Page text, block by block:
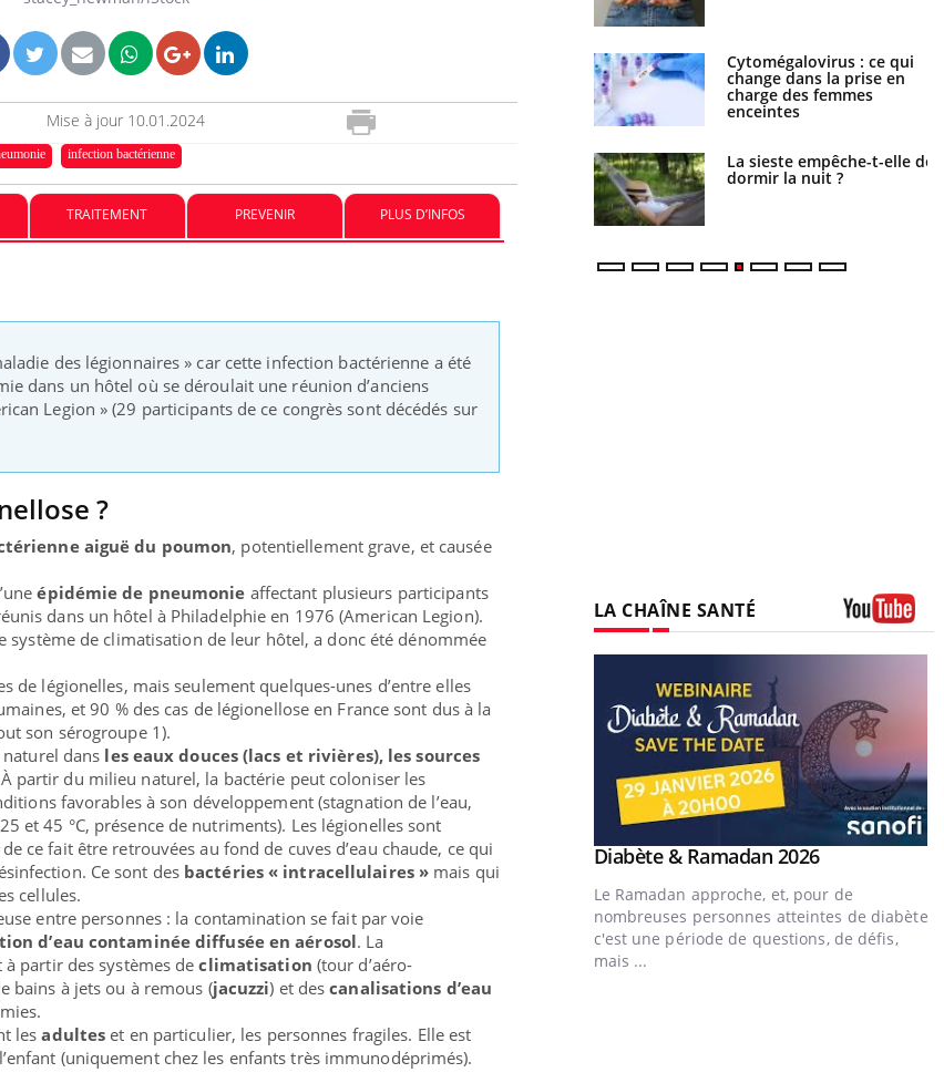
Mise à jour 10.01.2024
infection bactérienne
TRAITEMENT PREVENIR PLUS D’INFOS
des légionnaires » car cette infection bactérienne a été
dans un hôtel où se déroulait une réunion d’anciens
Legion » (29 participants de ce congrès sont décédés sur
?
aiguë du poumon, potentiellement grave, et causée
épidémie de pneumonie affectant plusieurs participants
dans un hôtel à Philadelphie en 1976 (American Legion).
système de climatisation de leur hôtel, a donc été dénommée
de légionelles, mais seulement quelques-unes d’entre elles
et 90 % des cas de légionellose en France sont dus à la
son sérogroupe 1).
naturel dans les eaux douces (lacs et rivières), les sources
partir du milieu naturel, la bactérie peut coloniser les
favorables à son développement (stagnation de l’eau,
et 45 °C, présence de nutriments). Les légionelles sont
ce fait être retrouvées au fond de cuves d’eau chaude, ce qui
Ce sont des bactéries « intracellulaires » mais qui
cellules.
entre personnes : la contamination se fait par voie
d’eau contaminée diffusée en aérosol. La
partir des systèmes declimatisation (tour d’aéro-
bains à jets ou à remous (jacuzzi) et descanalisations d’eau
lesadultes et en particulier, les personnes fragiles. Elle est
(uniquement chez les enfants très immunodéprimés).
sur nos soirées
Cancer colorectal : une
stratégie simple aurait
basque
Chikungunya, dengue,
il dans le sud de la France ?
Cytomégalovirus : ce qui
change dans la prise en
charge des femmes
enceintes
La sieste empêche-t-elle de
dormir la nuit ?
Pourquoi votre ventre
gâche-t-il les premiers
jours de vos vacances ?
Fortes chaleurs : pourquoi
le risque de noyade
LA CHAÎNE SANTÉ
des Mains : se
l’été ! Youtube
et avec lui, un tout nouveau
! Vacances, plage, piscine,
en plein air… Nos mains sont
Youtube
Diabète & Ramadan 2026Youtube
Le Ramadan approche, et, pour de
nombreuses personnes atteintes de diabète,
c'est une période de questions, de défis,
mais ...